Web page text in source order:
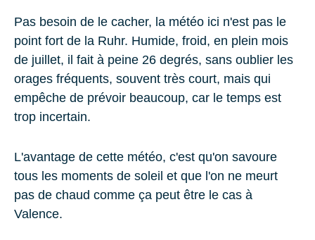
Pas besoin de le cacher, la météo ici n'est pas le
point fort de la Ruhr. Humide, froid, en plein mois
de juillet, il fait à peine 26 degrés, sans oublier les
orages fréquents, souvent très court, mais qui
empêche de prévoir beaucoup, car le temps est
trop incertain.
L'avantage de cette météo, c'est qu'on savoure
tous les moments de soleil et que l'on ne meurt
pas de chaud comme ça peut être le cas à
Valence.